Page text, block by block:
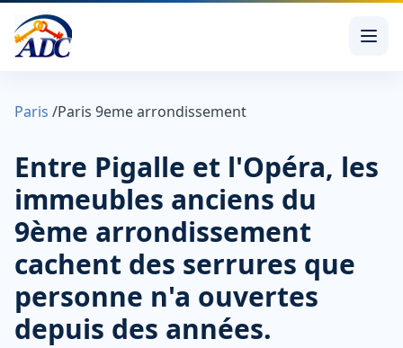
Paris /Paris 9eme arrondissement
Entre Pigalle et l'Opéra, les
immeubles anciens du
9ème arrondissement
cachent des serrures que
personne n'a ouvertes
depuis des années.